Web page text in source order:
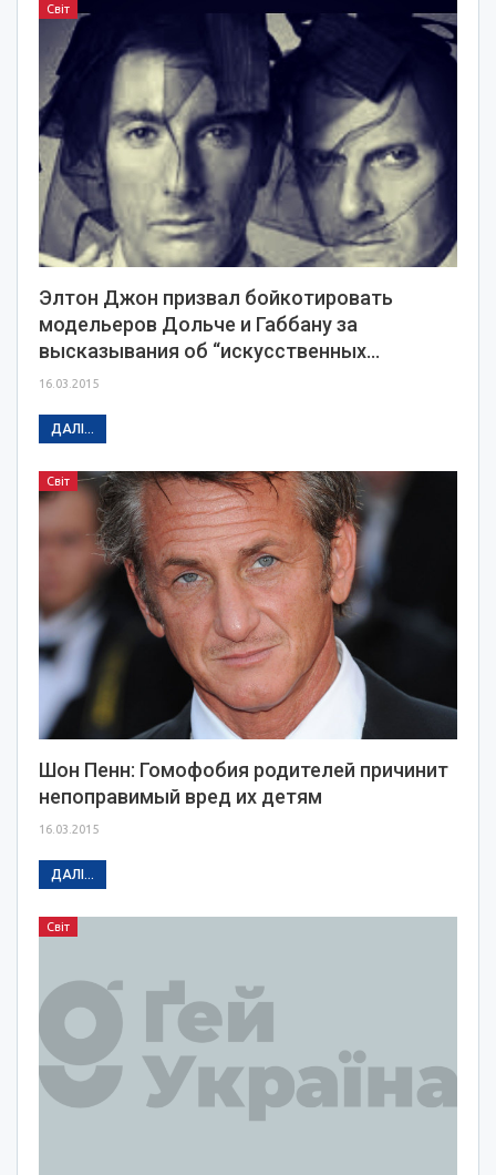
Світ
Элтон Джон призвал бойкотировать
модельеров Дольче и Габбану за
высказывания об “искусственных…
16.03.2015
ДАЛІ...
Світ
Шон Пенн: Гомофобия родителей причинит
непоправимый вред их детям
16.03.2015
ДАЛІ...
Світ